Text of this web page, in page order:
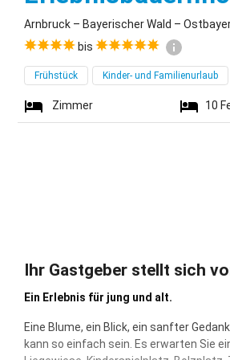
Arnbruck – Bayerischer Wald –
bis
Frühstück Kinder- und Familienurlaub
Zimmer 10
Ihr Gastgeber stellt sich
Ein Erlebnis für jung und alt.
Eine Blume, ein Blick, ein sanfter
kann so einfach sein. Es erwarten Sie